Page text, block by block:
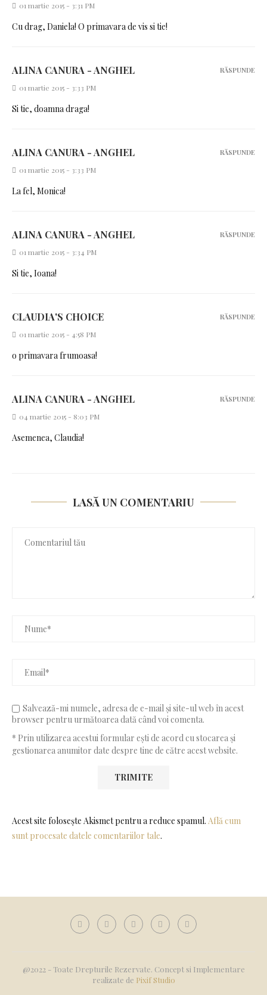
01 martie 2015 - 3:31 PM
Cu drag, Daniela! O primavara de vis si tie!
ALINA CANURA - ANGHEL
01 martie 2015 - 3:33 PM
Si tie, doamna draga!
RĂSPUNDE
ALINA CANURA - ANGHEL
01 martie 2015 - 3:33 PM
La fel, Monica!
RĂSPUNDE
ALINA CANURA - ANGHEL
01 martie 2015 - 3:34 PM
Si tie, Ioana!
RĂSPUNDE
CLAUDIA'S CHOICE
01 martie 2015 - 4:58 PM
o primavara frumoasa!
RĂSPUNDE
ALINA CANURA - ANGHEL
04 martie 2015 - 8:03 PM
Asemenea, Claudia!
RĂSPUNDE
LASĂ UN COMENTARIU
Salvează-mi numele, adresa de e-mail și site-ul web în acest
browser pentru următoarea dată când voi comenta.
* Prin utilizarea acestui formular ești de acord cu stocarea și
gestionarea anumitor date despre tine de către acest website.
Acest site folosește Akismet pentru a reduce spamul. Află cum
sunt procesate datele comentariilor tale.
@2022 - Toate Drepturile Rezervate. Concept si Implementare
realizate de Pixif Studio